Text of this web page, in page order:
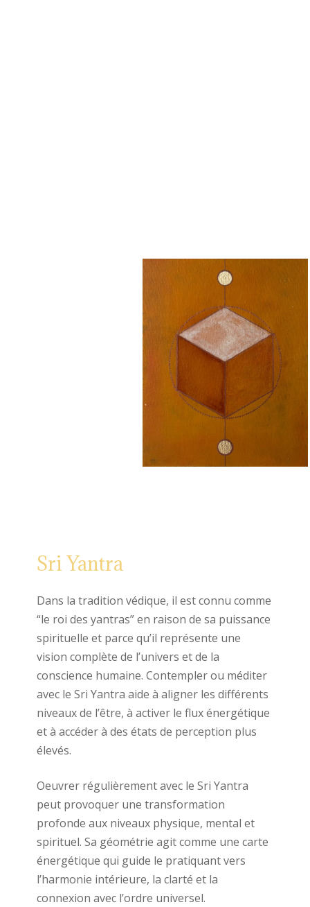
Sri Yantra
Dans la tradition védique, il est connu comme
“le roi des yantras” en raison de sa puissance
spirituelle et parce qu’il représente une
vision complète de l’univers et de la
conscience humaine. Contempler ou méditer
avec le Sri Yantra aide à aligner les différents
niveaux de l’être, à activer le flux énergétique
et à accéder à des états de perception plus
élevés.
Oeuvrer régulièrement avec le Sri Yantra
peut provoquer une transformation
profonde aux niveaux physique, mental et
spirituel. Sa géométrie agit comme une carte
énergétique qui guide le pratiquant vers
l’harmonie intérieure, la clarté et la
connexion avec l’ordre universel.